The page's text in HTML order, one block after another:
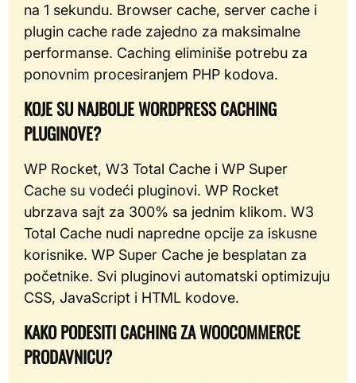
na 1 sekundu. Browser cache, server cache i
plugin cache rade zajedno za maksimalne
performanse. Caching eliminiše potrebu za
ponovnim procesiranjem PHP kodova.
KOJE SU NAJBOLJE WORDPRESS CACHING
PLUGINOVE?
WP Rocket, W3 Total Cache i WP Super
Cache su vodeći pluginovi. WP Rocket
ubrzava sajt za 300% sa jednim klikom. W3
Total Cache nudi napredne opcije za iskusne
korisnike. WP Super Cache je besplatan za
početnike. Svi pluginovi automatski optimizuju
CSS, JavaScript i HTML kodove.
KAKO PODESITI CACHING ZA WOOCOMMERCE
PRODAVNICU?